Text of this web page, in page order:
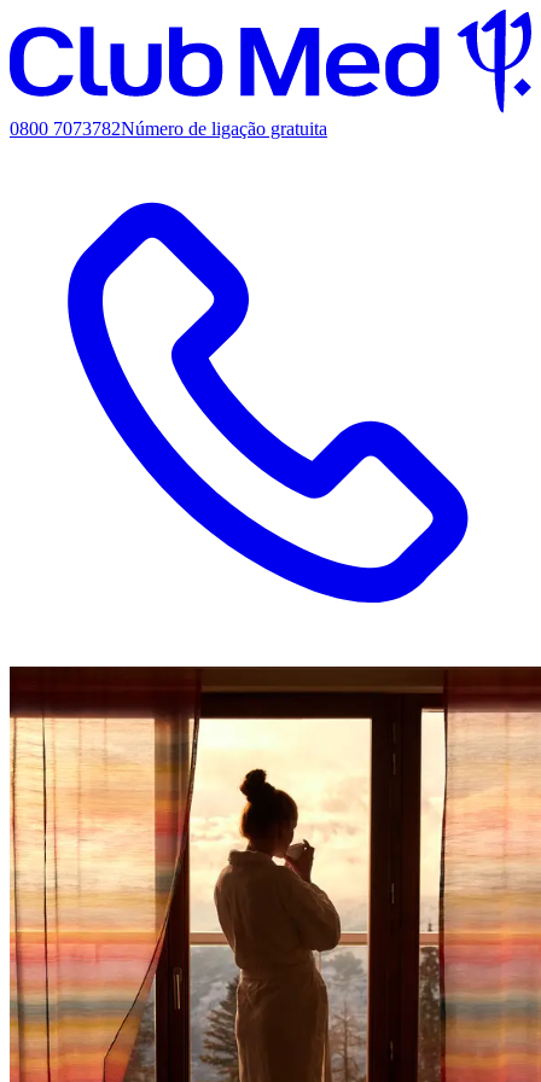
0800 7073782Número de ligação gratuita